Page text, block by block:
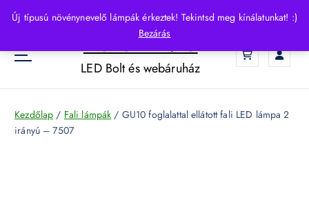
Új típusú növénynevelő lámpák érkeztek! Tekintsd meg kínálatunkat! :)
Bezárás
p
o
HelloLED.hu
LED Bolt és webáruház
Kezdőlap / Fali lámpák / GU10 foglalattal ellátott fali LED lámpa 2
irányú – 7507